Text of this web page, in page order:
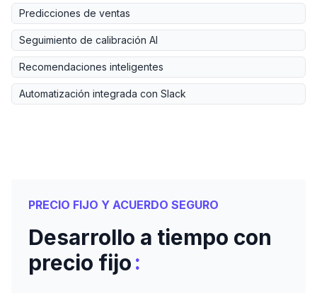
Predicciones de ventas
Seguimiento de calibración AI
Recomendaciones inteligentes
Automatización integrada con Slack
PRECIO FIJO Y ACUERDO SEGURO
Desarrollo a tiempo con
precio fijo: